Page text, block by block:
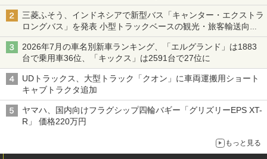
三菱ふそう、インドネシアで新型バス「キャンター・エクストラ
ロングバス」を発表 小型トラックベースの観光・旅客輸送向け
バス
2026年7月の車名別新車ランキング、「エルグランド」は1883
台で乗用車36位、「キックス」は2591台で27位に
UDトラックス、大型トラック「クオン」に車両運搬用ショート
キャブトラクタ追加
ヤマハ、国内向けフラグシップ四輪バギー「グリズリーEPS XT-
R」 価格220万円
もっと見る